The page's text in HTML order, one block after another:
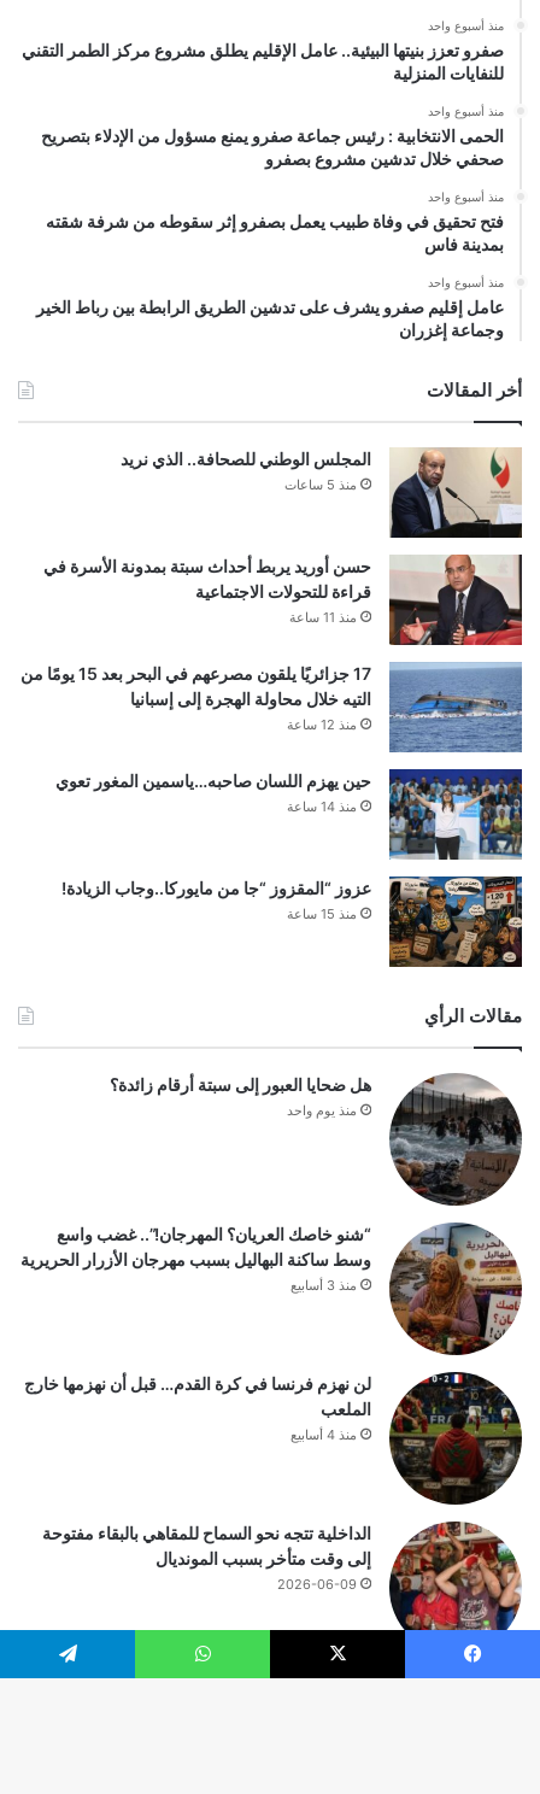
منذ أسبوع واحد
صفرو تعزز بنيتها البيئية.. عامل الإقليم يطلق مشروع مركز الطمر التقني
للنفايات المنزلية
منذ أسبوع واحد
الحمى الانتخابية : رئيس جماعة صفرو يمنع مسؤول من الإدلاء بتصريح
صحفي خلال تدشين مشروع بصفرو
منذ أسبوع واحد
فتح تحقيق في وفاة طبيب يعمل بصفرو إثر سقوطه من شرفة شقته
بمدينة فاس
منذ أسبوع واحد
عامل إقليم صفرو يشرف على تدشين الطريق الرابطة بين رباط الخير
وجماعة إغزران
أخر المقالات
المجلس الوطني للصحافة.. الذي نريد
منذ 5 ساعات
حسن أوريد يربط أحداث سبتة بمدونة الأسرة في
قراءة للتحولات الاجتماعية
منذ 11 ساعة
17 جزائريًا يلقون مصرعهم في البحر بعد 15 يومًا من
التيه خلال محاولة الهجرة إلى إسبانيا
منذ 12 ساعة
حين يهزم اللسان صاحبه…ياسمين المغور تعوي
منذ 14 ساعة
عزوز “المقزوز “جا من مايوركا..وجاب الزيادة!
منذ 15 ساعة
مقالات الرأي
هل ضحايا العبور إلى سبتة أرقام زائدة؟
منذ يوم واحد
“شنو خاصك العريان؟ المهرجان!”.. غضب واسع
وسط ساكنة البهاليل بسبب مهرجان الأزرار الحريرية
منذ 3 أسابيع
لن نهزم فرنسا في كرة القدم… قبل أن نهزمها خارج
الملعب
منذ 4 أسابيع
الداخلية تتجه نحو السماح للمقاهي بالبقاء مفتوحة
إلى وقت متأخر بسبب المونديال
2026-06-09
فيسبوك ‫X واتساب تيلقرام